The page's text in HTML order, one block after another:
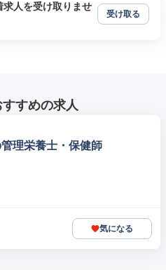
求人を受け取りませ
受け取る
すめの求人
理栄養士・保健師
気になる